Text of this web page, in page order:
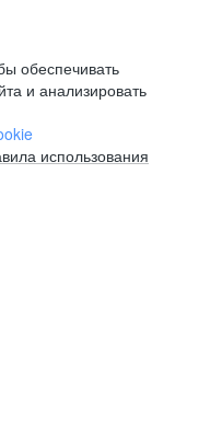
обеспечивать
и анализировать
использования